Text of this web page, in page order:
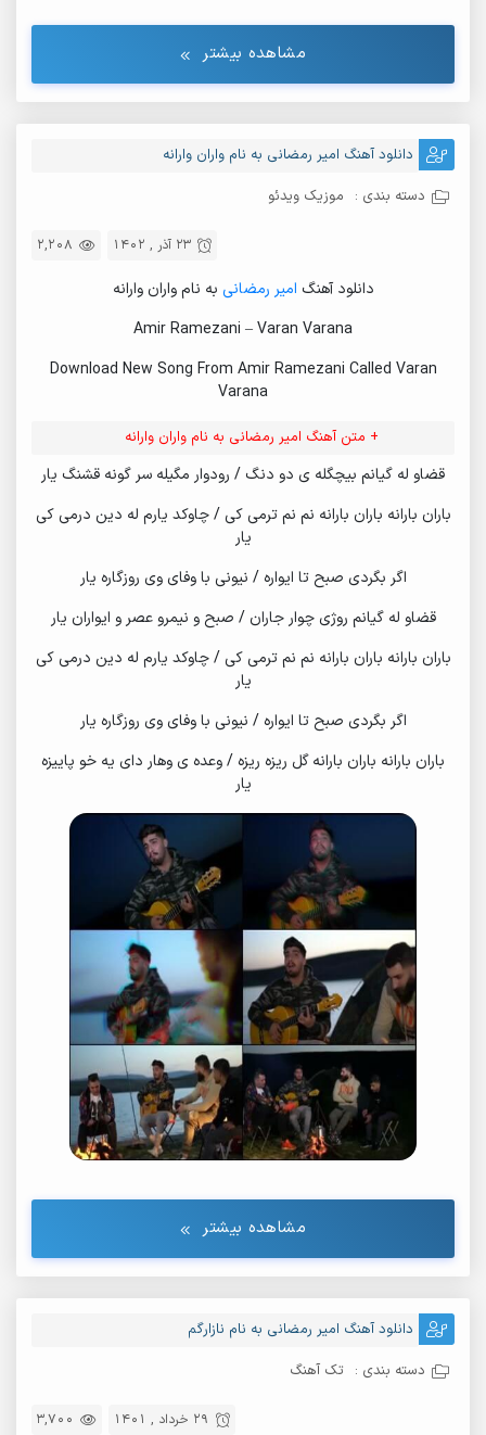
مشاهده بیشتر
دانلود آهنگ امیر رمضانی به نام واران وارانه
دسته بندی : موزیک ویدئو
2,208 23 آذر , 1402
دانلود آهنگ امیر رمضانی به نام واران وارانه
Amir Ramezani – Varan Varana
Download New Song From Amir Ramezani Called Varan
Varana
+ متن آهنگ امیر رمضانی به نام واران وارانه
قضاو له گیانم بیچگله ی دو دنگ / رودوار مگیله سر گونه قشنگ یار
باران بارانه باران بارانه نم نم ترمی کی / چاوکد یارم له دین درمی کی
یار
اگر بگردی صبح تا ایواره / نیونی با وفای وی روزگاره یار
قضاو له گیانم روژی چوار جاران / صبح و نیمرو عصر و ایواران یار
باران بارانه باران بارانه نم نم ترمی کی / چاوکد یارم له دین درمی کی
یار
اگر بگردی صبح تا ایواره / نیونی با وفای وی روزگاره یار
باران بارانه باران بارانه گل ریزه ریزه / وعده ی وهار دای یه خو پاییزه
یار
مشاهده بیشتر
دانلود آهنگ امیر رمضانی به نام نازارگم
دسته بندی : تک آهنگ
3,700 29 خرداد , 1401